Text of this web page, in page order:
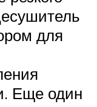
для
Еще один